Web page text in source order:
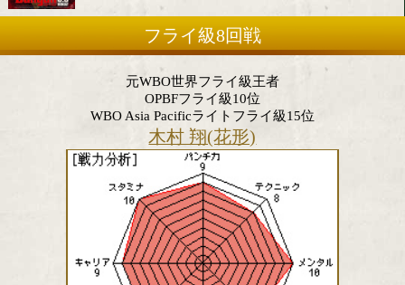
2022年5月9日(月)
会場:後楽園ホール
入場料:15000円/10000円/7000
フライ級8回戦
元WBO世界フライ級王者
OPBFフライ級10位
WBO Asia Pacificライトフライ級15位
木村 翔(花形)